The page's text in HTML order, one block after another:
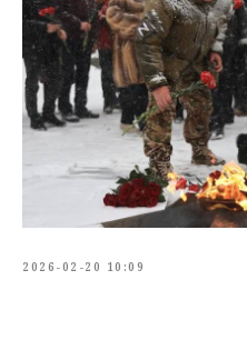
2026-02-20 10:09